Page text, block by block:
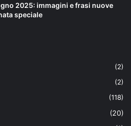
2025: immagini e frasi nuove
speciale
(2)
(2)
(118)
(20)